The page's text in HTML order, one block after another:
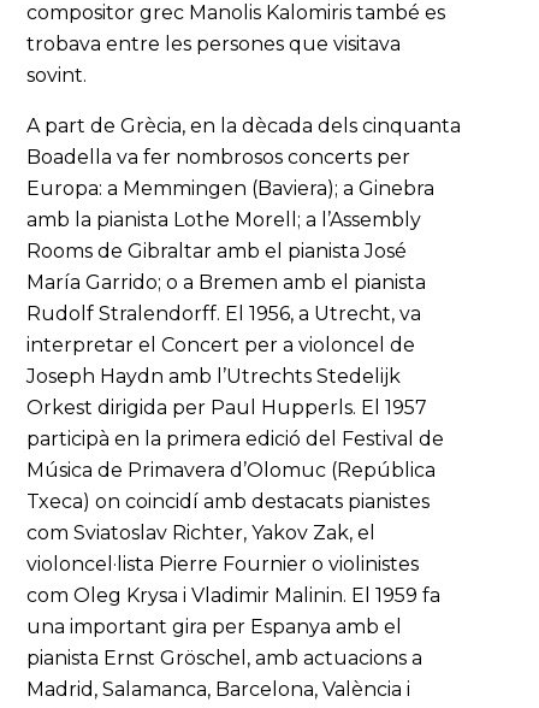
compositor grec Manolis Kalomiris també es
trobava entre les persones que visitava
sovint.
A part de Grècia, en la dècada dels cinquanta
Boadella va fer nombrosos concerts per
Europa: a Memmingen (Baviera); a Ginebra
amb la pianista Lothe Morell; a l’Assembly
Rooms de Gibraltar amb el pianista José
María Garrido; o a Bremen amb el pianista
Rudolf Stralendorff. El 1956, a Utrecht, va
interpretar el Concert per a violoncel de
Joseph Haydn amb l’Utrechts Stedelijk
Orkest dirigida per Paul Hupperls. El 1957
participà en la primera edició del Festival de
Música de Primavera d’Olomuc (República
Txeca) on coincidí amb destacats pianistes
com Sviatoslav Richter, Yakov Zak, el
violoncel·lista Pierre Fournier o violinistes
com Oleg Krysa i Vladimir Malinin. El 1959 fa
una important gira per Espanya amb el
pianista Ernst Gröschel, amb actuacions a
Madrid, Salamanca, Barcelona, València i